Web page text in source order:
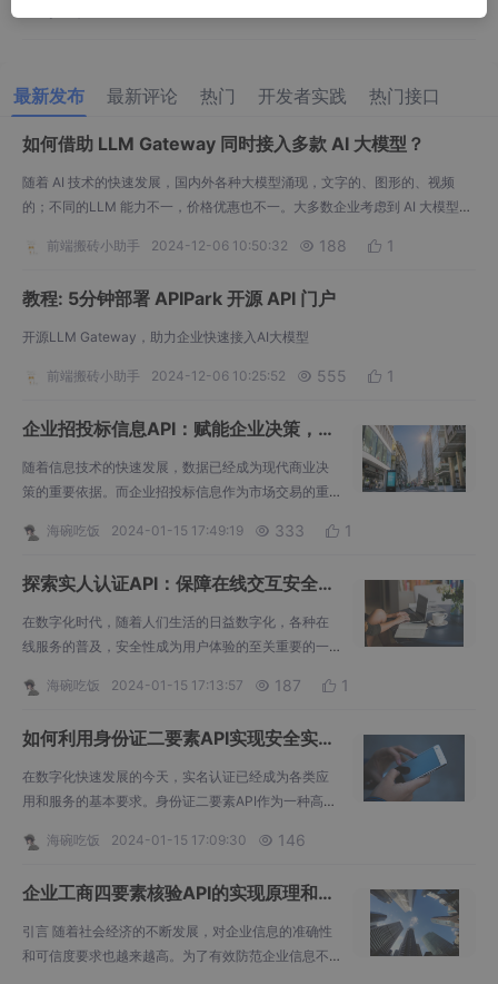
最新发布 最新评论 热门 开发者实践 热门接口
如何借助 LLM Gateway 同时接入多款 AI 大模型？
随着 AI 技术的快速发展，国内外各种大模型涌现，文字的、图形的、视频
的；不同的LLM 能力不一，价格优惠也不一。大多数企业考虑到 AI 大模型的
不同 AI 供应商（包括开源和自托管模型）的 API 设计和调用方式不一致，导
家带来全新的 AI Ser
前端搬砖小助手 2024-12-06 10:50:32  188  1
教程: 5分钟部署 APIPark 开源 API 门户
开源LLM Gateway，助力企业快速接入AI大模型
前端搬砖小助手 2024-12-06 10:25:52  555  1
企业招投标信息API：赋能企业决策，创
造无限可能
随着信息技术的快速发展，数据已经成为现代商业决
策的重要依据。而企业招投标信息作为市场交易的重
有深远的影响。近年来，企业招投标信息API（应用程
据获取途径，进一步赋能企业决策，创造无限可能。
海碗吃饭 2024-01-15 17:49:19  333  1
探索实人认证API：保障在线交互安全的
关键一步
在数字化时代，随着人们生活的日益数字化，各种在
线服务的普及，安全性成为用户体验的至关重要的一
份的真实性显得尤为重要。而实人认证API作为一种先
键一步。
海碗吃饭 2024-01-15 17:13:57  187  1
如何利用身份证二要素API实现安全实名
认证？一文告诉你
在数字化快速发展的今天，实名认证已经成为各类应
用和服务的基本要求。身份证二要素API作为一种高效
细介绍如何利用身份证二要素API实现安全实名认证，
海碗吃饭 2024-01-15 17:09:30  146
企业工商四要素核验API的实现原理和功
能介绍
引言 随着社会经济的不断发展，对企业信息的准确性
和可信度要求也越来越高。为了有效防范企业信息不